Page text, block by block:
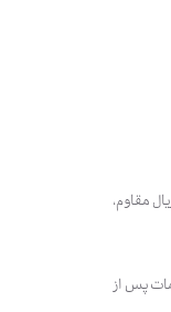
مقاوم،
پس از